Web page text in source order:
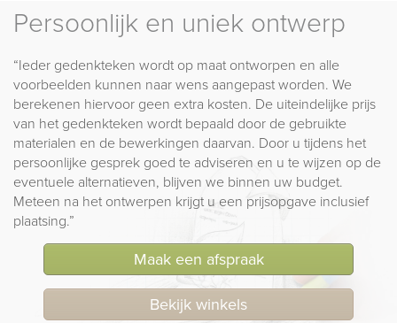
Persoonlijk en uniek ontwerp
“Ieder gedenkteken wordt op maat ontworpen en alle
voorbeelden kunnen naar wens aangepast worden. We
berekenen hiervoor geen extra kosten. De uiteindelijke prijs
van het gedenkteken wordt bepaald door de gebruikte
materialen en de bewerkingen daarvan. Door u tijdens het
persoonlijke gesprek goed te adviseren en u te wijzen op de
eventuele alternatieven, blijven we binnen uw budget.
Meteen na het ontwerpen krijgt u een prijsopgave inclusief
plaatsing.”
Maak een afspraak
Bekijk winkels